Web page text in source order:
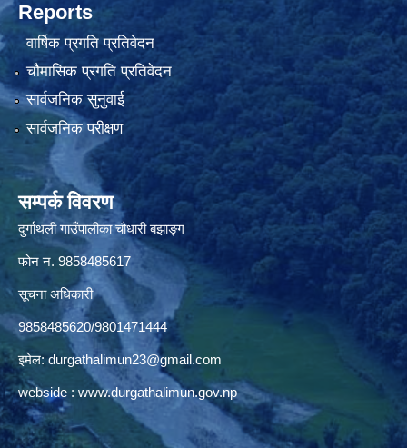
Reports
वार्षिक प्रगति प्रतिवेदन
चौमासिक प्रगति प्रतिवेदन
सार्वजनिक सुनुवाई
सार्वजनिक परीक्षण
सम्पर्क विवरण
दुर्गाथली गाउँपालीका चौधारी बझाङ्ग
फोन न.‌ 9858485617
सूचना अधिकारी
9858485620/9801471444
इमेल: durgathalimun23@gmail.com
webside : www.durgathalimun.gov.np